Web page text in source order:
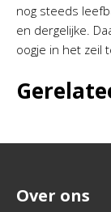
nog steeds
en dergelijke.
oogje in het zeil
Over ons